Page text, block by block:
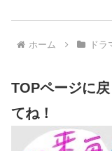
ホーム ドラ
TOPページに
てね！